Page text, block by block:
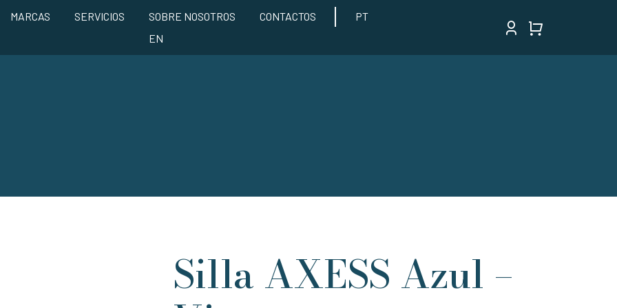
MARCAS SERVICIOS SOBRE NOSOTROS CONTACTOS
PT
EN
Silla AXESS Azul –